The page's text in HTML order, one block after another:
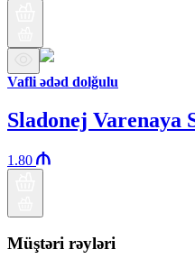
Vafli ədəd dolğulu
Sladonej Varenaya
1.80
Müştəri rəyləri